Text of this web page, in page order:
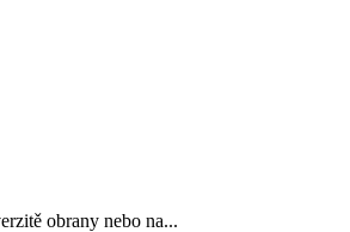
obrany nebo na...